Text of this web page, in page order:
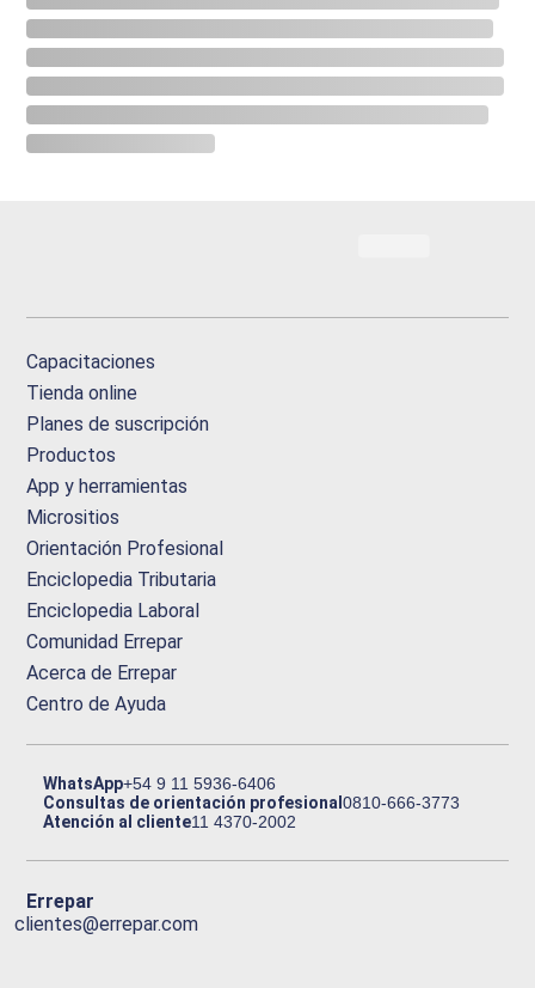
Capacitaciones
Tienda online
Planes de suscripción
Productos
App y herramientas
Micrositios
Orientación Profesional
Enciclopedia Tributaria
Enciclopedia Laboral
Comunidad Errepar
Acerca de Errepar
Centro de Ayuda
WhatsApp+54 9 11 5936-6406
Consultas de orientación profesional0810-666-3773
Atención al cliente11 4370-2002
Errepar
clientes@errepar.com